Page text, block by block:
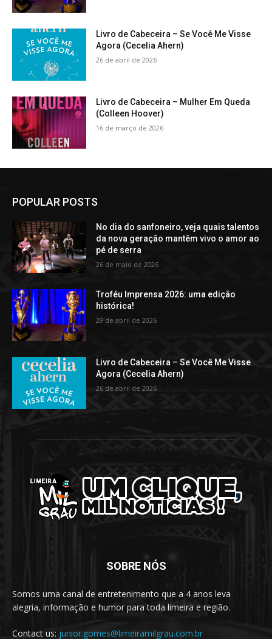
Livro de Cabeceira – Se Você Me Visse
Agora (Cecelia Ahern)
26 de abril de 2026
Livro de Cabeceira – Mulher Em Queda
(Colleen Hoover)
16 de março de 2026
POPULAR POSTS
No dia do sanfoneiro, veja quais talentos
da nova geração mantêm vivo o amor ao
pé de serra
26 de maio de 2026
Troféu Imprensa 2026: uma edição
histórica!
29 de abril de 2026
Livro de Cabeceira – Se Você Me Visse
Agora (Cecelia Ahern)
26 de abril de 2026
SOBRE NÓS
Somos uma canal de entretenimento que a 4 anos leva
alegria, informação e humor para toda limeira e região.
Contact us: junior.gomes@limeiramilgrau.com.br